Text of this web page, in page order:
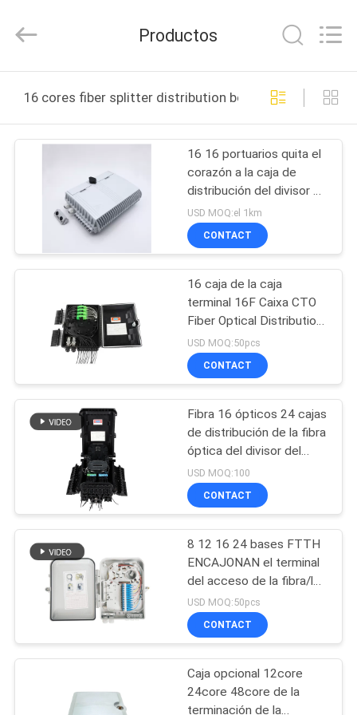
PRODUCTOS
SOBRE
NOSOTROS
VIAJE
FÁBRICA
CONTROL
CALIDAD
ÉNTRENOS
EN
CONTACTO
CON
Weiruo
Communication
All
Reserved.
Productos
16 cores fiber splitter distribution box fabricación en
16 16 portuarios quita el
corazón a la caja de
distribución del divisor de
la fibra de FTTH
USD MOQ:el 1km
CONTACT
16 caja de la caja
terminal 16F Caixa CTO
Fiber Optical Distribution
de la base FTTH
USD MOQ:50pcs
CONTACT
Fibra 16 ópticos 24 cajas
de distribución de la fibra
óptica del divisor del
PLC de la base
USD MOQ:100
CONTACT
8 12 16 24 bases FTTH
ENCAJONAN el terminal
del acceso de la fibra/la
caja de distribución de
fibra óptica de cable
USD MOQ:50pcs
CONTACT
Caja opcional 12core
24core 48core de la
terminación de la